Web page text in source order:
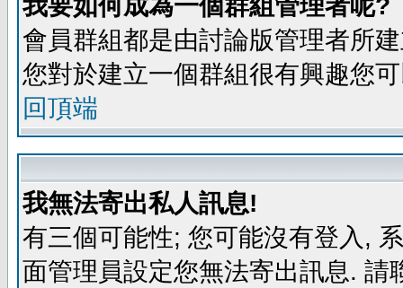
會員群組都是由討論版管理者所
您對於建立一個群組很有興趣您
回頂端
我無法寄出私人訊息!
有三個可能性; 您可能沒有登入,
面管理員設定您無法寄出訊息. 請